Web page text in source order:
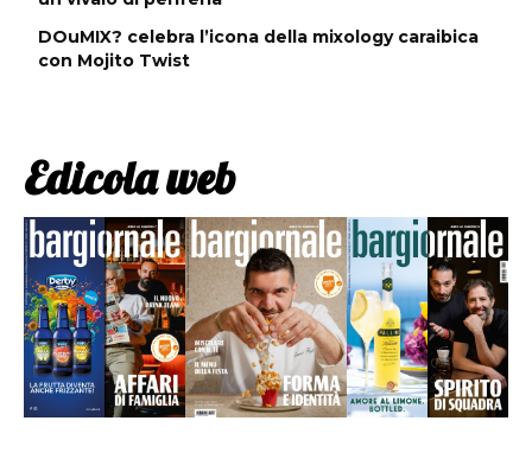
DOuMIX? celebra l’icona della mixology caraibica
con Mojito Twist
Edicola web